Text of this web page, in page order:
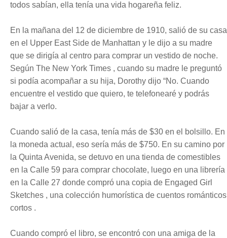
todos sabían, ella tenía una vida hogareña feliz.
En la mañana del 12 de diciembre de 1910, salió de su casa
en el Upper East Side de Manhattan y le dijo a su madre
que se dirigía al centro para comprar un vestido de noche.
Según The New York Times , cuando su madre le preguntó
si podía acompañar a su hija, Dorothy dijo “No. Cuando
encuentre el vestido que quiero, te telefonearé y podrás
bajar a verlo.
Cuando salió de la casa, tenía más de $30 en el bolsillo. En
la moneda actual, eso sería más de $750. En su camino por
la Quinta Avenida, se detuvo en una tienda de comestibles
en la Calle 59 para comprar chocolate, luego en una librería
en la Calle 27 donde compró una copia de Engaged Girl
Sketches , una colección humorística de cuentos románticos
cortos .
Cuando compró el libro, se encontró con una amiga de la